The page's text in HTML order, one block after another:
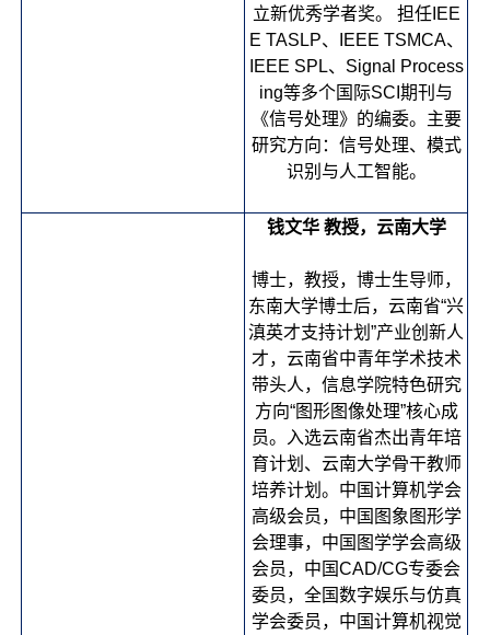
立新优秀学者奖。 担任IEE
E TASLP、IEEE TSMCA、
IEEE SPL、Signal Process
ing等多个国际SCI期刊与
《信号处理》的编委。主要
研究方向：信号处理、模式
识别与人工智能。
钱文华 教授，云南大学
博士，教授，博士生导师，
东南大学博士后，云南省“兴
滇英才支持计划”产业创新人
才，云南省中青年学术技术
带头人，信息学院特色研究
方向“图形图像处理”核心成
员。入选云南省杰出青年培
育计划、云南大学骨干教师
培养计划。中国计算机学会
高级会员，中国图象图形学
会理事，中国图学学会高级
会员，中国CAD/CG专委会
委员，全国数字娱乐与仿真
学会委员，中国计算机视觉